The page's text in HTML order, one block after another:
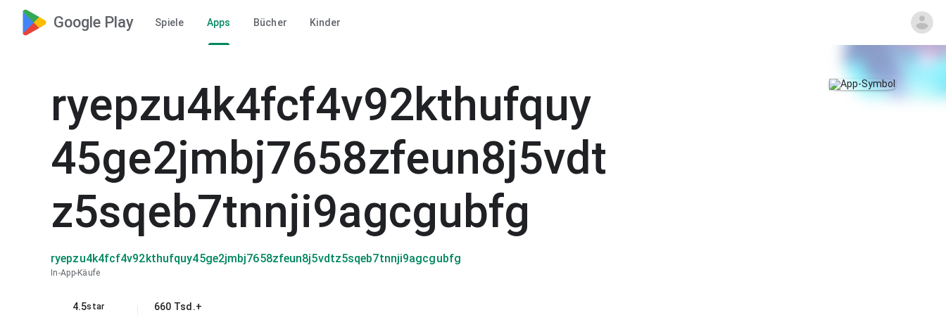
Google Play Spiele Apps Bücher Kinder
ryepzu4k4fcf4v92kthufquy
45ge2jmbj7658zfeun8j5vdt
z5sqeb7tnnji9agcgubfg
ryepzu4k4fcf4v92kthufquy45ge2jmbj7658zfeun8j5vdtz5sqeb7tnnji9agcgubfg
In-App-Käufe
4.5star
660 Tsd.+